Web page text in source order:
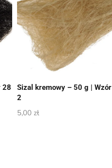
28
Sizal kremowy – 50 g | Wzór
2
5,00 zł